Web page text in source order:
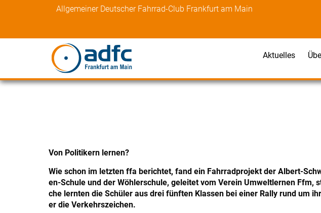
Allgemeiner Deutscher Fahrrad-Club Frankfurt am Main
Aktuelles
Von Politikern lernen?
Wie schon im letzten ffa berichtet, fand ein Fahrradprojekt der Albert-
en-Schule und der Wöhlerschule, geleitet vom Verein Umweltlernen Ffm,
che lernten die Schüler aus drei fünften Klassen bei einer Rally rund um
er die Verkehrszeichen.